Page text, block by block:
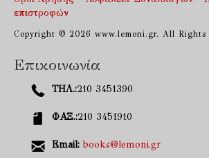
επιστροφών
Copyright © 2026 www.lemoni.gr. All Rights
Επικοινωνία
ΤΗΛ.:210 3451390
ΦΑΞ.:210 3451910
Email: books@lemoni.gr